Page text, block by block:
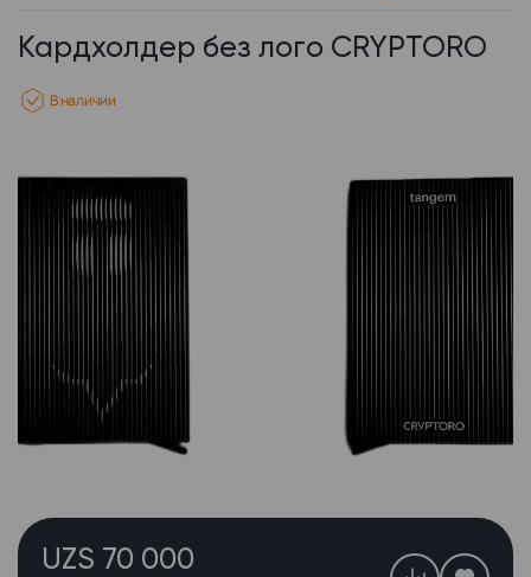
Кардхолдер без лого CRYPTORO
В наличии
UZS 70 000